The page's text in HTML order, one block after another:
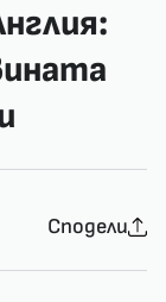
Сподели